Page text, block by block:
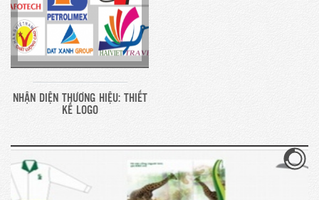
NHẬN DIỆN THƯƠNG HIỆU: THIẾT
KẾ LOGO